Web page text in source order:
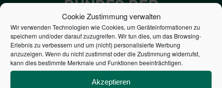
Cookie Zustimmung verwalten
Wir verwenden Technologien wie Cookies, um Geräteinformationen zu
speichern und/oder darauf zuzugreifen. Wir tun dies, um das Browsing-
Erlebnis zu verbessern und um (nicht) personalisierte Werbung
anzuzeigen. Wenn du nicht zustimmst oder die Zustimmung widerrufst,
kann dies bestimmte Merkmale und Funktionen beeinträchtigen.
Akzeptieren
BUNDES DER
STEUERZAHLER
7,052€
NEUVERSCHULDUNG
PRO SEKUNDE